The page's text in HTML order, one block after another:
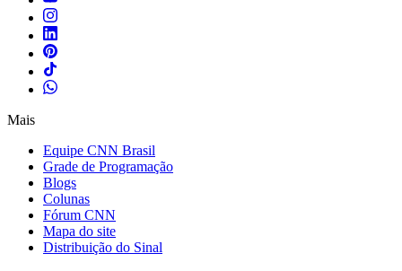
Mais
Equipe CNN Brasil
Grade de Programação
Blogs
Colunas
Fórum CNN
Mapa do site
Distribuição do Sinal